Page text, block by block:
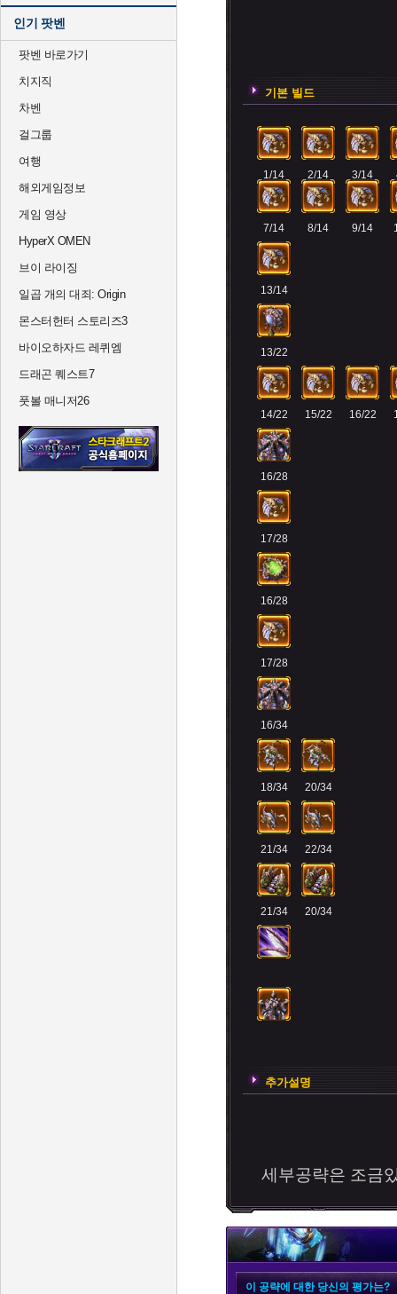
인기 팟벤
팟벤 바로가기
치지직
차벤
걸그룹
여행
해외게임정보
게임 영상
HyperX OMEN
브이 라이징
일곱 개의 대죄: Origin
몬스터헌터 스토리즈3
바이오하자드 레퀴엠
드래곤 퀘스트7
풋볼 매니저26
기본 빌드
1/14 2/14 3/14
7/14 8/14 9/14
13/14
13/22
14/22 15/22 16/22
16/28
17/28
16/28
17/28
16/34
18/34 20/34
21/34 22/34
21/34 20/34
추가설명
세부공략은 조금
이 공략에 대한 당신의 평가는?